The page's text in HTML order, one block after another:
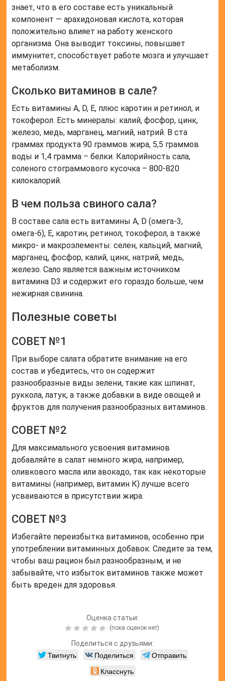
знает, что в его составе есть уникальный
компонент — арахидоновая кислота, которая
положительно влияет на работу женского
организма. Она выводит токсины, повышает
иммунитет, способствует работе мозга и улучшает
метаболизм.
Сколько витаминов в сале?
Есть витамины A, D, E, плюс каротин и ретинол, и
токоферол. Есть минералы: калий, фосфор, цинк,
железо, медь, марганец, магний, натрий. В ста
граммах продукта 90 граммов жира, 5,5 граммов
воды и 1,4 грамма – белки. Калорийность сала,
соленого стограммового кусочка – 800-820
килокалорий.
В чем польза свиного сала?
В составе сала есть витамины А, D (омега-3,
омега-6), Е, каротин, ретинол, токоферол, а также
микро- и макроэлементы: селен, кальций, магний,
марганец, фосфор, калий, цинк, натрий, медь,
железо. Сало является важным источником
витамина D3 и содержит его гораздо больше, чем
нежирная свинина.
Полезные советы
СОВЕТ №1
При выборе салата обратите внимание на его
состав и убедитесь, что он содержит
разнообразные виды зелени, такие как шпинат,
руккола, латук, а также добавки в виде овощей и
фруктов для получения разнообразных витаминов.
СОВЕТ №2
Для максимального усвоения витаминов
добавляйте в салат немного жира, например,
оливкового масла или авокадо, так как некоторые
витамины (например, витамин К) лучше всего
усваиваются в присутствии жира.
СОВЕТ №3
Избегайте переизбытка витаминов, особенно при
употреблении витаминных добавок. Следите за тем,
чтобы ваш рацион был разнообразным, и не
забывайте, что избыток витаминов также может
быть вреден для здоровья.
Оценка статьи:
(пока оценок нет)
Поделиться с друзьями:
Твитнуть Поделиться
Отправить
Класснуть